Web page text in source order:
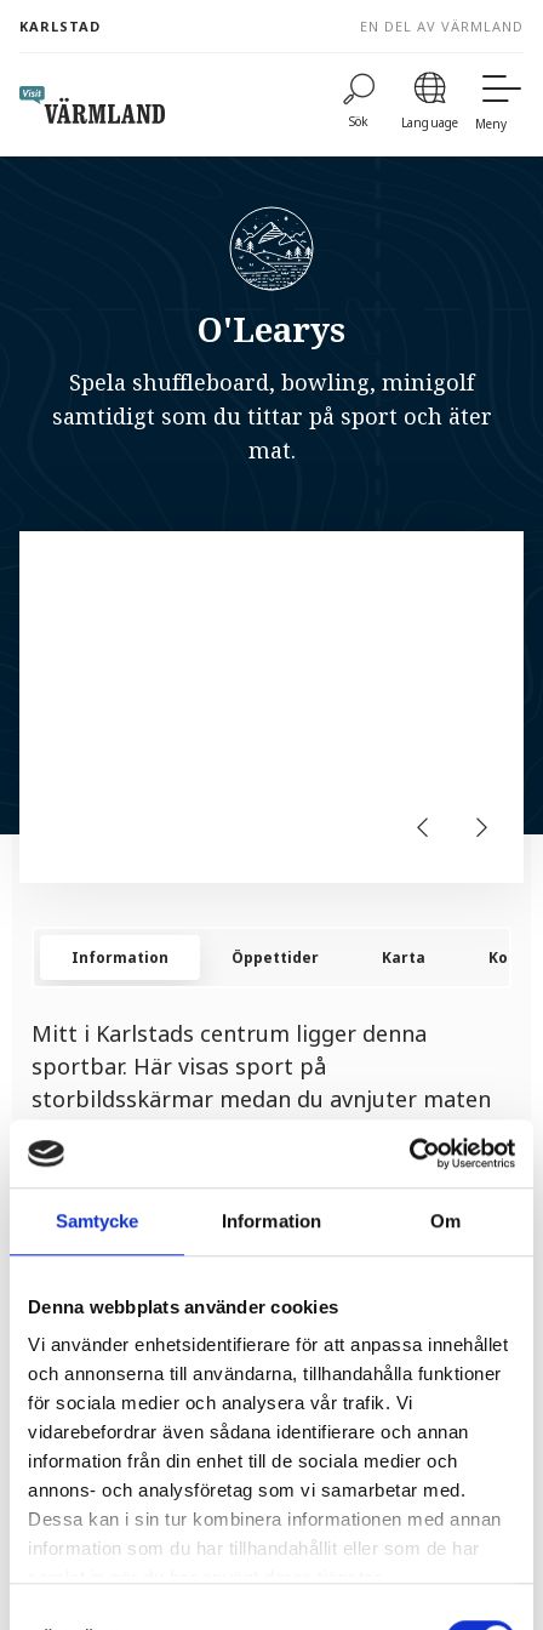
Samtycke Information Om
Denna webbplats använder cookies
Vi använder enhetsidentifierare för att anpassa innehållet
och annonserna till användarna, tillhandahålla funktioner
för sociala medier och analysera vår trafik. Vi
vidarebefordrar även sådana identifierare och annan
information från din enhet till de sociala medier och
annons- och analysföretag som vi samarbetar med.
Dessa kan i sin tur kombinera informationen med annan
information som du har tillhandahållit eller som de har
content
KARLSTAD EN DEL AV VÄRMLAND
Sök Language Meny
O'Learys
Spela shuffleboard, bowling, minigolf
samtidigt som du tittar på sport och äter
mat.
Information Öppettider Karta
Mitt i Karlstads centrum ligger denna
sportbar. Här visas sport på
storbildsskärmar medan du avnjuter maten
med amerikanska influenser. Vill du även göra
någon aktivitet så finns det många att välja
på! Boule, shuffleboard, bowling, minigolf
och karaoke är några av dem.
Relaterade produkter